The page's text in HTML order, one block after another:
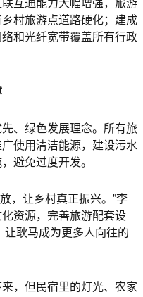
互通能力大幅增强，旅游
村旅游点道路硬化；建成
和光纤宽带覆盖所有行政
、绿色发展理念。所有旅
使用清洁能源，建设污水
避免过度开发。
，让乡村真正振兴。”李
资源，完善旅游配套设
让耿马成为更多人向往的
，但民宿里的灯光、农家